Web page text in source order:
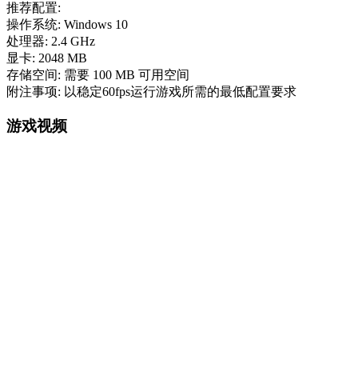
推荐配置:
操作系统: Windows 10
处理器: 2.4 GHz
显卡: 2048 MB
存储空间: 需要 100 MB 可用空间
附注事项: 以稳定60fps运行游戏所需的最低配置要求
游戏视频